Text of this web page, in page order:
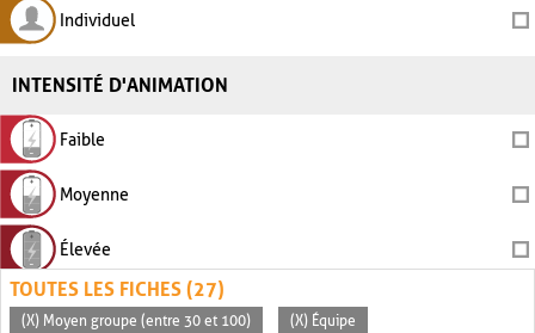
Individuel
INTENSITÉ D'ANIMATION
Faible
Moyenne
Élevée
TOUTES LES FICHES (27)
(X) Moyen groupe (entre 30 et 100) (X) Équipe